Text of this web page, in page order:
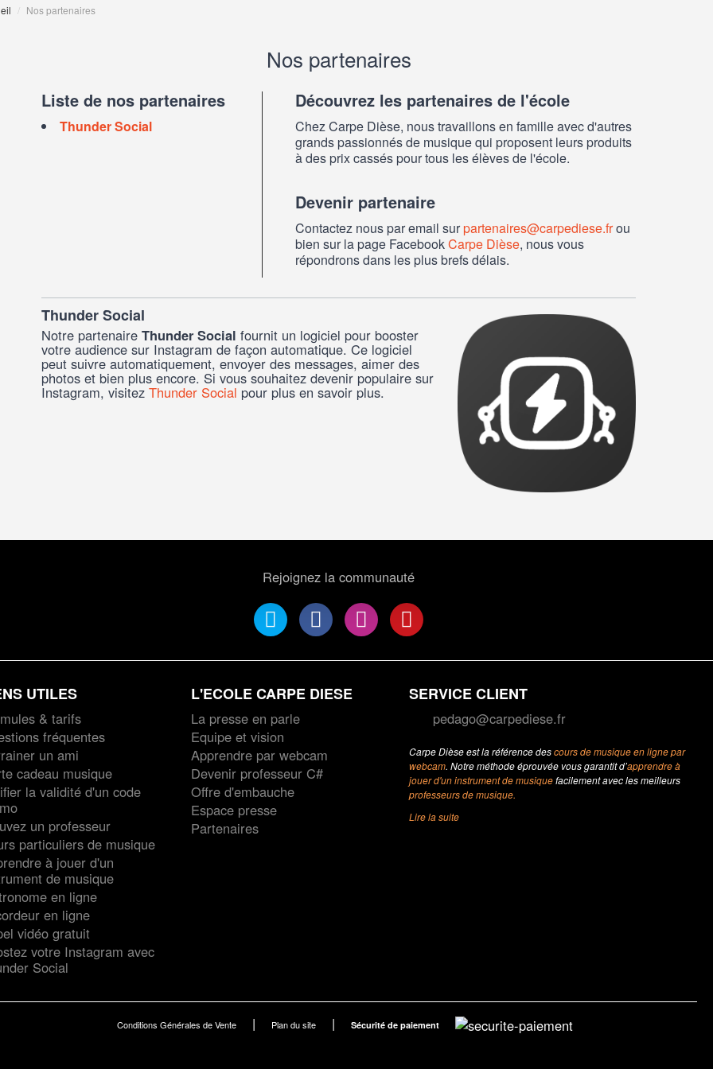
/ Nos partenaires
Nos partenaires
Liste de nos partenaires
Thunder Social
Découvrez les partenaires de l'école
Chez Carpe Dièse, nous travaillons en famille avec d'autres
grands passionnés de musique qui proposent leurs produits
à des prix cassés pour tous les élèves de l'école.
Devenir partenaire
Contactez nous par email surpartenaires@carpediese.frou
bien sur la page FacebookCarpe Dièse, nous vous
répondrons dans les plus brefs délais.
Thunder Social
Notre partenaireThunder Social fournit un logiciel pour booster
votre audience sur Instagram de façon automatique. Ce logiciel
peut suivre automatiquement, envoyer des messages, aimer des
photos et bien plus encore. Si vous souhaitez devenir populaire sur
Instagram, visitezThunder Social pour plus en savoir plus.
Rejoignez la communauté
UTILES
& tarifs
fréquentes
un ami
cadeau musique
la validité d'un code
un professeur
particuliers de musique
à jouer d'un
de musique
en ligne
en ligne
vidéo gratuit
votre Instagram avec
Social
L'ECOLE CARPE DIESE
La presse en parle
Equipe et vision
Apprendre par webcam
Devenir professeur C#
Offre d'embauche
Espace presse
Partenaires
SERVICE CLIENT
pedago@carpediese.fr
Carpe Dièse est la référence descours de musique en ligne par
webcam. Notre méthode éprouvée vous garantit d’apprendre à
jouer d'un instrument de musiquefacilement avec les meilleurs
professeurs de musique.
Lire la suite
Conditions Générales de Vente | Plan du site | Sécurité de paiement